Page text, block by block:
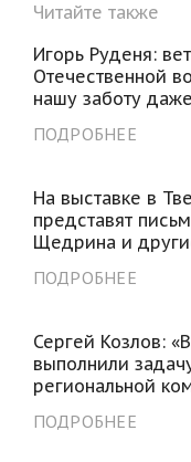
Читайте также
Игорь Руденя:
Отечественной
нашу заботу
ПОДРОБНЕЕ
На выставке в
представят
Щедрина и
ПОДРОБНЕЕ
Сергей Козлов:
выполнили
региональной
ПОДРОБНЕЕ